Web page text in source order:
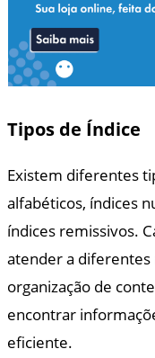
Tipos de Índice
Existem diferentes
alfabéticos, índices
índices remissivos.
atender a diferentes
organização de
encontrar
eficiente.